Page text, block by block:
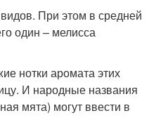
При этом в средней
один – мелисса
нотки аромата этих
И народные названия
мята) могут ввести в